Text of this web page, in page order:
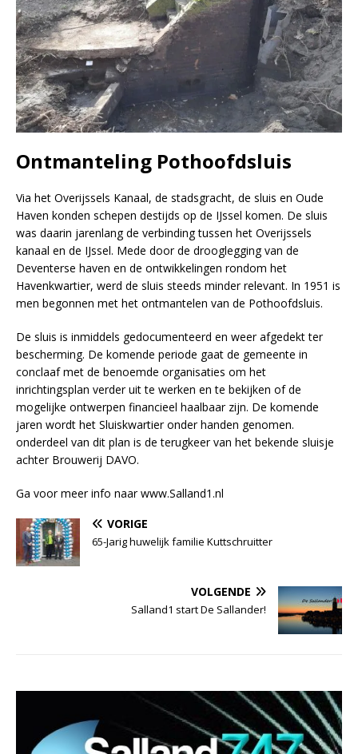
Ontmanteling Pothoofdsluis
Via het Overijssels Kanaal, de stadsgracht, de sluis en Oude
Haven konden schepen destijds op de IJssel komen. De sluis
was daarin jarenlang de verbinding tussen het Overijssels
kanaal en de IJssel. Mede door de drooglegging van de
Deventerse haven en de ontwikkelingen rondom het
Havenkwartier, werd de sluis steeds minder relevant. In 1951 is
men begonnen met het ontmantelen van de Pothoofdsluis.
De sluis is inmiddels gedocumenteerd en weer afgedekt ter
bescherming. De komende periode gaat de gemeente in
conclaaf met de benoemde organisaties om het
inrichtingsplan verder uit te werken en te bekijken of de
mogelijke ontwerpen financieel haalbaar zijn. De komende
jaren wordt het Sluiskwartier onder handen genomen.
onderdeel van dit plan is de terugkeer van het bekende sluisje
achter Brouwerij DAVO.
Ga voor meer info naar www.Salland1.nl
VORIGE
65-Jarig huwelijk familie Kuttschruitter
VOLGENDE
Salland1 start De Sallander!